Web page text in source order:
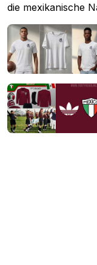
die mexikanische